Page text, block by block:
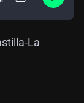
La